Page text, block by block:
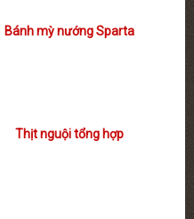
Bánh mỳ nướng Sparta
Thịt nguội tổng hợp